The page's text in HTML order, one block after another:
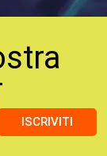
ISCRIVITI